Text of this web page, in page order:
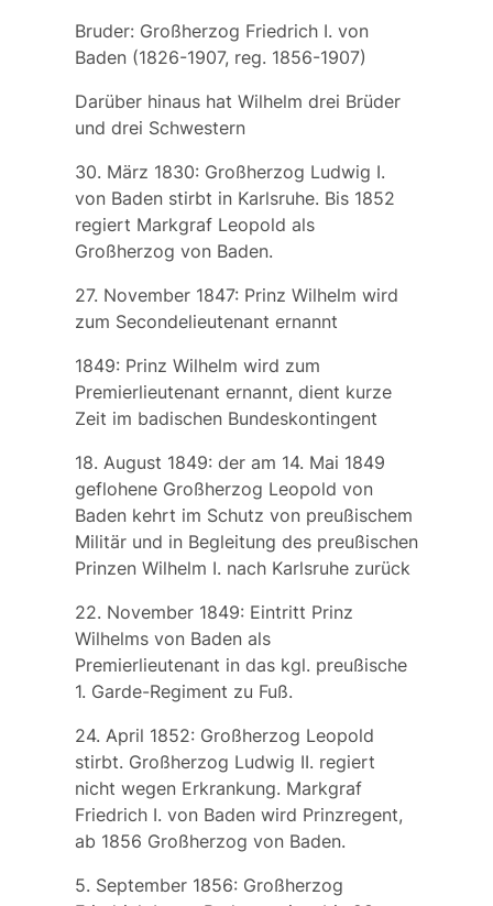
Bruder: Großherzog Friedrich I. von
Baden(1826-1907, reg. 1856-1907)
Darüber hinaus hat Wilhelm drei Brüder
und drei Schwestern
30. März 1830: Großherzog Ludwig I.
von Baden stirbt in Karlsruhe. Bis 1852
regiert Markgraf Leopold als
Großherzog von Baden.
27. November 1847: Prinz Wilhelm wird
zum Secondelieutenant ernannt
1849: Prinz Wilhelm wird zum
Premierlieutenant ernannt, dient kurze
Zeit im badischen Bundeskontingent
18. August 1849: der am 14. Mai 1849
geflohene Großherzog Leopold von
Baden kehrt im Schutz von preußischem
Militär und in Begleitung des preußischen
Prinzen Wilhelm I. nach Karlsruhe zurück
22. November 1849: Eintritt Prinz
Wilhelms von Baden als
Premierlieutenant in das kgl. preußische
1. Garde-Regiment zu Fuß.
24. April 1852: Großherzog Leopold
stirbt. Großherzog Ludwig II. regiert
nicht wegen Erkrankung. Markgraf
Friedrich I. von Baden wird Prinzregent,
ab 1856 Großherzog von Baden.
5. September 1856: Großherzog